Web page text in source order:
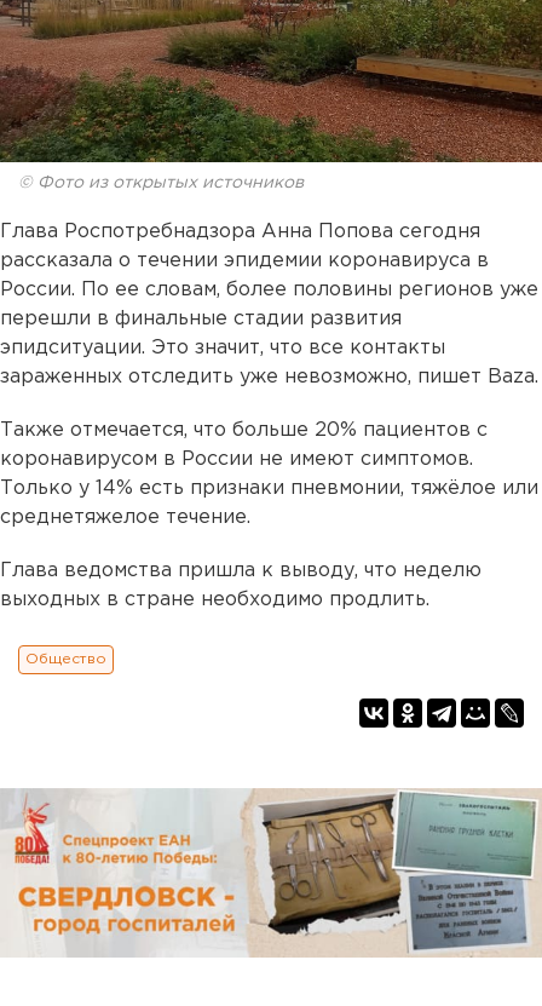
© Фото из открытых источников
Глава Роспотребнадзора Анна Попова сегодня
рассказала о течении эпидемии коронавируса в
России. По ее словам, более половины регионов уже
перешли в финальные стадии развития
эпидситуации. Это значит, что все контакты
зараженных отследить уже невозможно, пишет Baza.
Также отмечается, что больше 20% пациентов с
коронавирусом в России не имеют симптомов.
Только у 14% есть признаки пневмонии, тяжёлое или
среднетяжелое течение.
Глава ведомства пришла к выводу, что неделю
выходных в стране необходимо продлить.
Общество